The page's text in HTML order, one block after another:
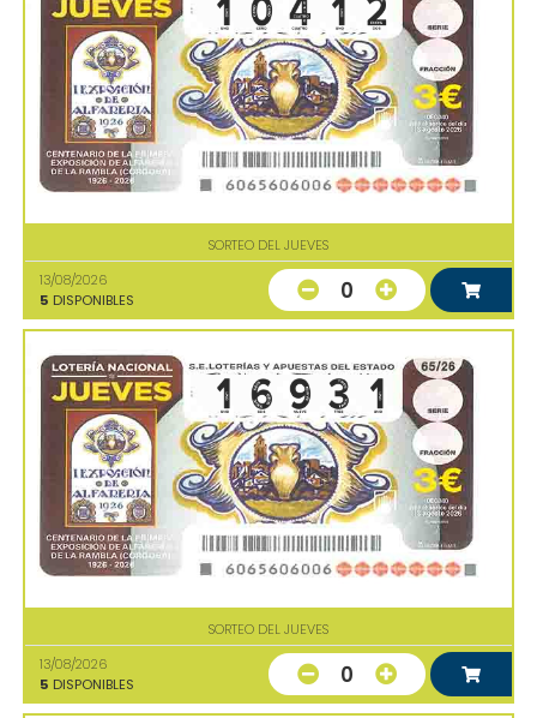
SORTEO DEL JUEVES
13/08/2026
5 DISPONIBLES 0
SORTEO DEL JUEVES
13/08/2026
5 DISPONIBLES 0